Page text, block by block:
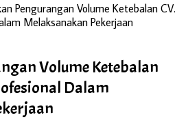
Pengurangan Volume Ketebalan CV.
Melaksanakan Pekerjaan
Volume Ketebalan
Dalam